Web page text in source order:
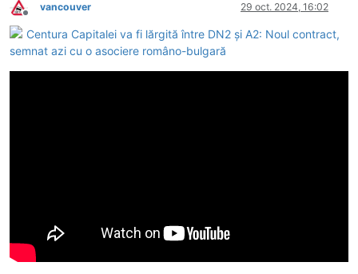
Deconectat
vancouver 29 oct. 2024, 16:02
Centura Capitalei va fi lărgită între DN2 și A2: Noul contract,
semnat azi cu o asociere româno-bulgară